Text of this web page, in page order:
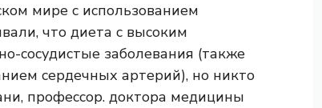
мире с использованием
что диета с высоким
сосудистые заболевания (также
сердечных артерий), но никто
профессор. доктора медицины